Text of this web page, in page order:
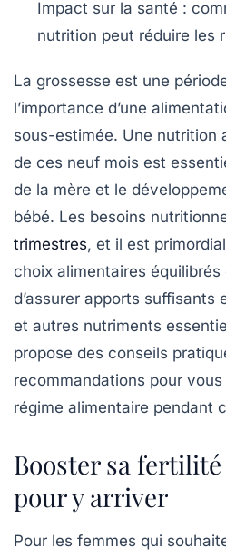
Impact sur la santé :
nutrition peut réduire les
La grossesse est une
l’importance d’une
sous-estimée. Une nutrition
de ces neuf mois est
de la mère et le
bébé. Les besoins
trimestres, et il est
choix alimentaires équilibrés
d’assurer apports suffisants
et autres nutriments
propose des conseils
recommandations pour
régime alimentaire pendant
Booster sa
pour y arriver
Pour les femmes qui